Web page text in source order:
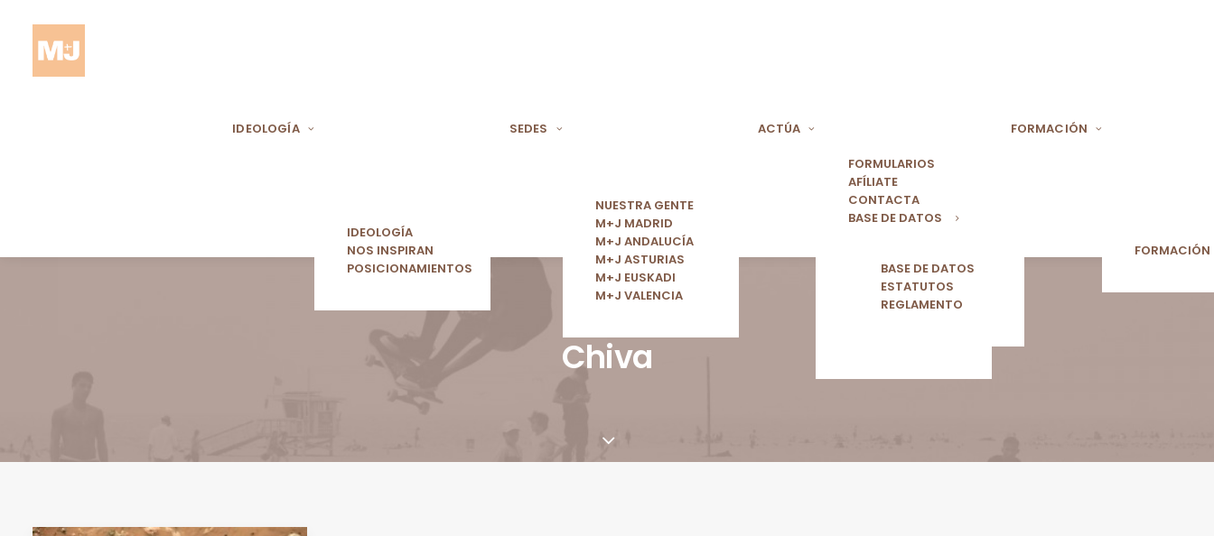
IDEOLOGÍA
IDEOLOGÍA
NOS INSPIRAN
POSICIONAMIENTOS
SEDES
NUESTRA GENTE
M+J MADRID
M+J ANDALUCÍA
M+J ASTURIAS
M+J EUSKADI
M+J VALENCIA
ACTÚA
FORMULARIOS
AFÍLIATE
CONTACTA
BASE DE DATOS
BASE DE DATOS
ESTATUTOS
REGLAMENTO
FORMACIÓN
FORMACIÓN
Chiva